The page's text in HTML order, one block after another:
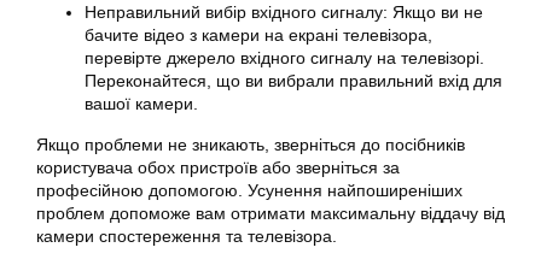
Неправильний вибір вхідного сигналу: Якщо ви не
бачите відео з камери на екрані телевізора,
перевірте джерело вхідного сигналу на телевізорі.
Переконайтеся, що ви вибрали правильний вхід для
вашої камери.
Якщо проблеми не зникають, зверніться до посібників
користувача обох пристроїв або зверніться за
професійною допомогою. Усунення найпоширеніших
проблем допоможе вам отримати максимальну віддачу від
камери спостереження та телевізора.